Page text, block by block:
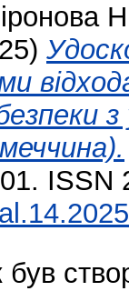
ISSN
був